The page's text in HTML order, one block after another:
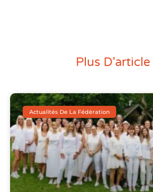
Plus D'article
Actualités De La Fédération